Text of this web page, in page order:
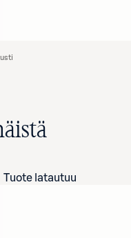
Tuote latautuu